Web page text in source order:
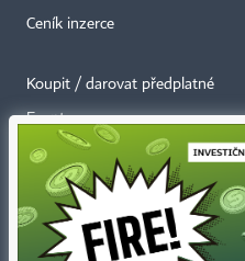
Ceník inzerce
Koupit / darovat předplatné
Eventy
Newslettery
RSS kanály